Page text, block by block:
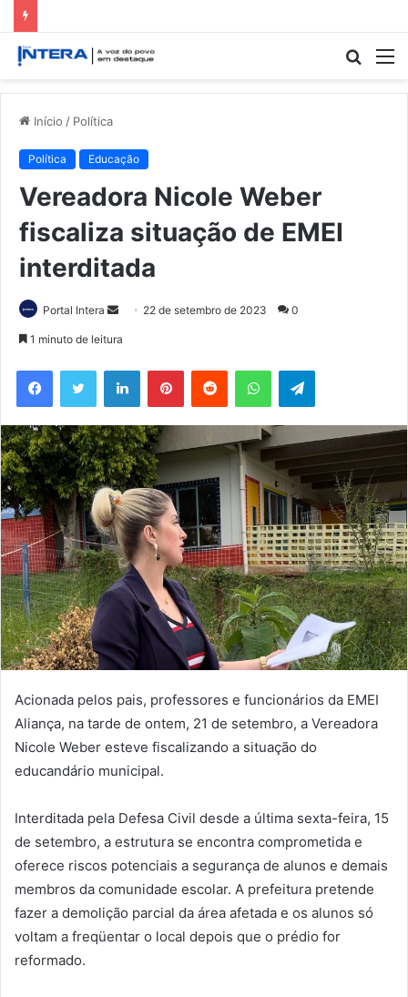
Início / Política
Política Educação
Vereadora Nicole Weber
fiscaliza situação de EMEI
interditada
Portal Intera
Mande
mail
22 de setembro de 2023 0
1 minuto de leitura
FacebookTwitter LinkedinPinterestReddit WhatsAppTelegram
Acionada pelos pais, professores e funcionários da EMEI
Aliança, na tarde de ontem, 21 de setembro, a Vereadora
Nicole Weber esteve fiscalizando a situação do
educandário municipal.
Interditada pela Defesa Civil desde a última sexta-feira, 15
de setembro, a estrutura se encontra comprometida e
oferece riscos potenciais a segurança de alunos e demais
membros da comunidade escolar. A prefeitura pretende
fazer a demolição parcial da área afetada e os alunos só
voltam a freqüentar o local depois que o prédio for
reformado.